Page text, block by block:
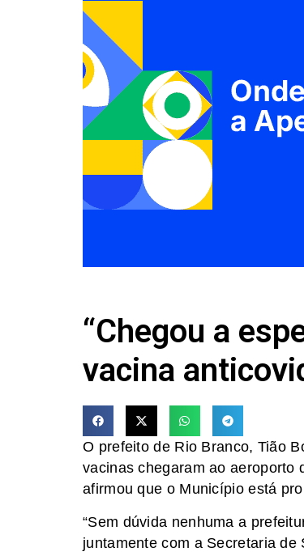
“Chegou a
vacina
O prefeito de Rio Branco, Tião
vacinas chegaram ao aeroporto
afirmou que o Município está
“Sem dúvida nenhuma a
juntamente com a Secretaria